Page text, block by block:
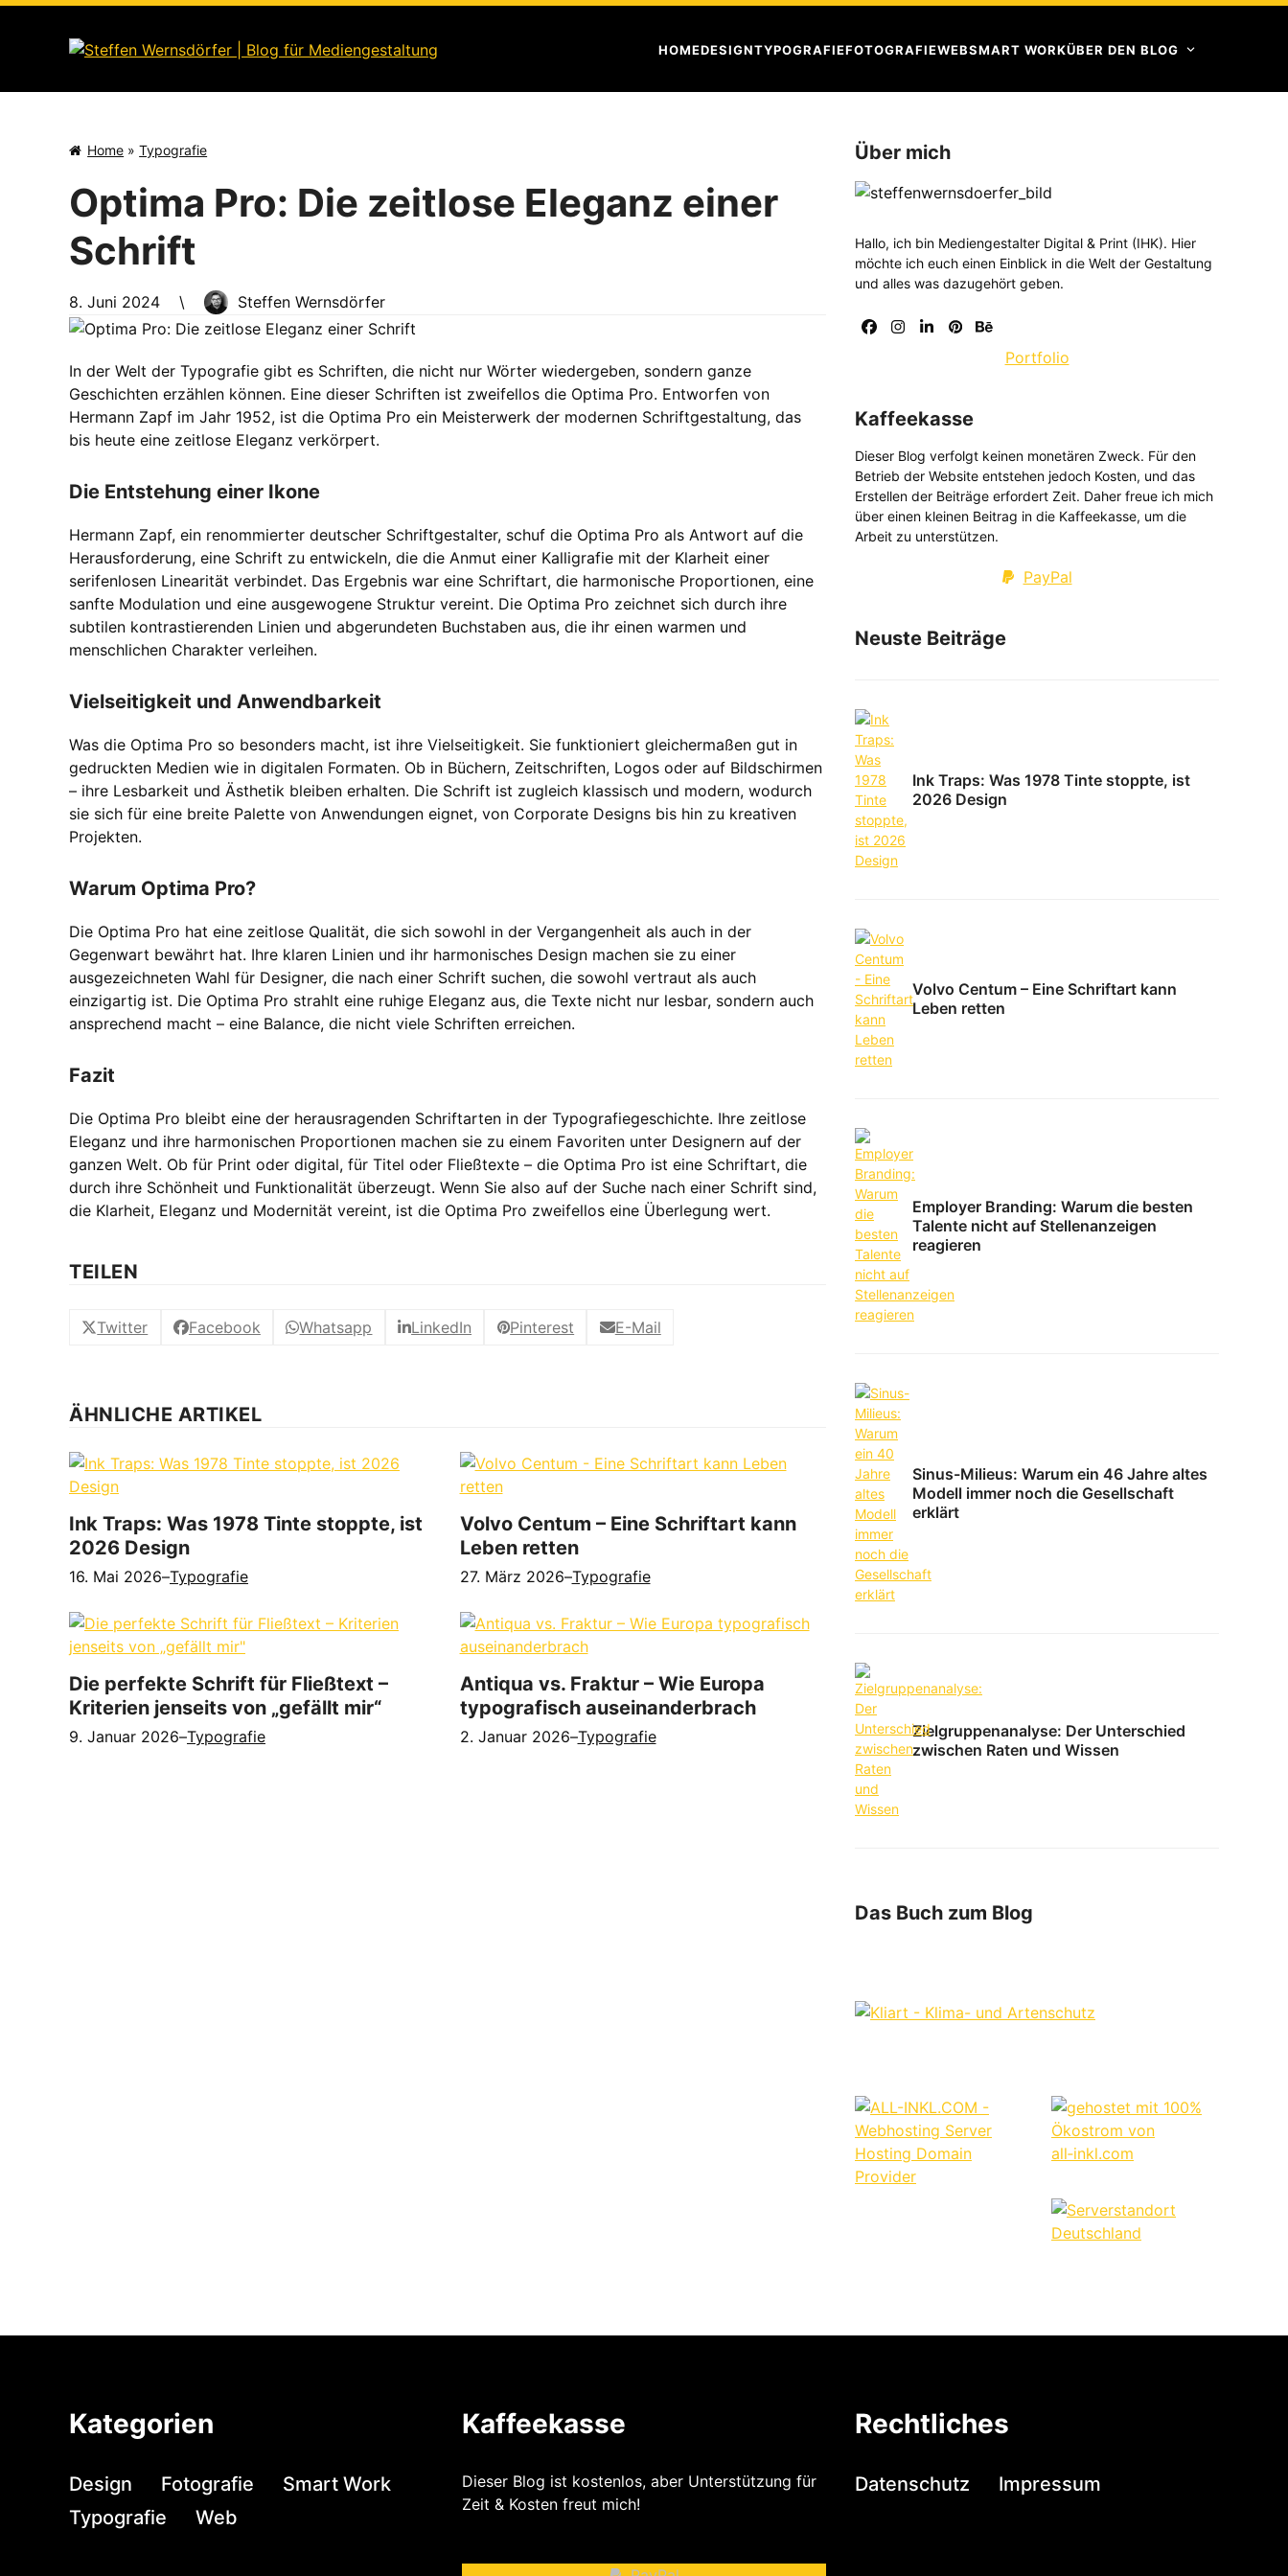
Skip
HOMEDESIGNTYPOGRAFIEFOTOGRAFIEWEBSMART WORKÜBER DEN BLOG
Home »Typografie
Optima Pro: Die zeitlose Eleganz einer
Schrift
8. Juni 2024 \ Steffen Wernsdörfer
In der Welt der Typografie gibt es Schriften, die nicht nur Wörter wiedergeben, sondern ganze
Geschichten erzählen können. Eine dieser Schriften ist zweifellos die Optima Pro. Entworfen von
Hermann Zapf im Jahr 1952, ist die Optima Pro ein Meisterwerk der modernen Schriftgestaltung, das
bis heute eine zeitlose Eleganz verkörpert.
Die Entstehung einer Ikone
Hermann Zapf, ein renommierter deutscher Schriftgestalter, schuf die Optima Pro als Antwort auf die
Herausforderung, eine Schrift zu entwickeln, die die Anmut einer Kalligrafie mit der Klarheit einer
serifenlosen Linearität verbindet. Das Ergebnis war eine Schriftart, die harmonische Proportionen, eine
sanfte Modulation und eine ausgewogene Struktur vereint. Die Optima Pro zeichnet sich durch ihre
subtilen kontrastierenden Linien und abgerundeten Buchstaben aus, die ihr einen warmen und
menschlichen Charakter verleihen.
Vielseitigkeit und Anwendbarkeit
Was die Optima Pro so besonders macht, ist ihre Vielseitigkeit. Sie funktioniert gleichermaßen gut in
gedruckten Medien wie in digitalen Formaten. Ob in Büchern, Zeitschriften, Logos oder auf Bildschirmen
– ihre Lesbarkeit und Ästhetik bleiben erhalten. Die Schrift ist zugleich klassisch und modern, wodurch
sie sich für eine breite Palette von Anwendungen eignet, von Corporate Designs bis hin zu kreativen
Projekten.
Warum Optima Pro?
Die Optima Pro hat eine zeitlose Qualität, die sich sowohl in der Vergangenheit als auch in der
Gegenwart bewährt hat. Ihre klaren Linien und ihr harmonisches Design machen sie zu einer
ausgezeichneten Wahl für Designer, die nach einer Schrift suchen, die sowohl vertraut als auch
einzigartig ist. Die Optima Pro strahlt eine ruhige Eleganz aus, die Texte nicht nur lesbar, sondern auch
ansprechend macht – eine Balance, die nicht viele Schriften erreichen.
Fazit
Die Optima Pro bleibt eine der herausragenden Schriftarten in der Typografiegeschichte. Ihre zeitlose
Eleganz und ihre harmonischen Proportionen machen sie zu einem Favoriten unter Designern auf der
ganzen Welt. Ob für Print oder digital, für Titel oder Fließtexte – die Optima Pro ist eine Schriftart, die
durch ihre Schönheit und Funktionalität überzeugt. Wenn Sie also auf der Suche nach einer Schrift sind,
die Klarheit, Eleganz und Modernität vereint, ist die Optima Pro zweifellos eine Überlegung wert.
TEILEN
Twitter Facebook Whatsapp LinkedIn Pinterest E-Mail
ÄHNLICHE ARTIKEL
Ink Traps: Was 1978 Tinte stoppte, ist
2026 Design
16. Mai 2026–Typografie
Volvo Centum – Eine Schriftart kann
Leben retten
27. März 2026–Typografie
Die perfekte Schrift für Fließtext –
Kriterien jenseits von „gefällt mir“
9. Januar 2026–Typografie
Antiqua vs. Fraktur – Wie Europa
typografisch auseinanderbrach
2. Januar 2026–Typografie
Über mich
Hallo, ich bin Mediengestalter Digital & Print (IHK). Hier
möchte ich euch einen Einblick in die Welt der Gestaltung
und alles was dazugehört geben.
Facebook
Instagram
LinkedIn
PinterestBehance
Portfolio
Kaffeekasse
Dieser Blog verfolgt keinen monetären Zweck. Für den
Betrieb der Website entstehen jedoch Kosten, und das
Erstellen der Beiträge erfordert Zeit. Daher freue ich mich
über einen kleinen Beitrag in die Kaffeekasse, um die
Arbeit zu unterstützen.
PayPal
Neuste Beiträge
Ink Traps: Was 1978 Tinte stoppte, ist
2026 Design
Volvo Centum – Eine Schriftart kann
Leben retten
Employer Branding: Warum die besten
Talente nicht auf Stellenanzeigen
reagieren
Sinus-Milieus: Warum ein 46 Jahre altes
Modell immer noch die Gesellschaft
erklärt
Zielgruppenanalyse: Der Unterschied
zwischen Raten und Wissen
Das Buch zum Blog
Kategorien
Design Fotografie
Smart Work
Typografie
Web
Kaffeekasse
Dieser Blog ist kostenlos, aber Unterstützung für
Zeit & Kosten freut mich!
Rechtliches
Datenschutz Impressum